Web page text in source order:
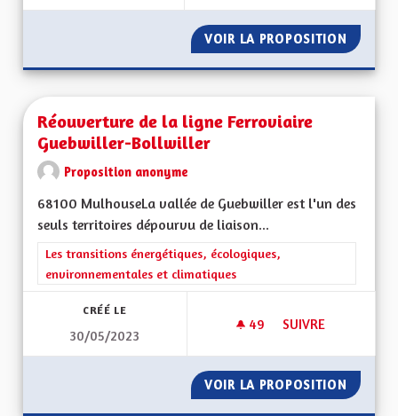
VOIR LA PROPOSITION
Réouverture de la ligne Ferroviaire
Guebwiller-Bollwiller
Proposition anonyme
68100 MulhouseLa vallée de Guebwiller est l'un des
seuls territoires dépourvu de liaison...
Filtrer les résultats de la catégorie : Les transitions
Les transitions énergétiques, écologiques,
environnementales et climatiques
CRÉÉ LE
30/05/2023
49 49 ABONNÉS
SUIVRE
VOIR LA PROPOSITION